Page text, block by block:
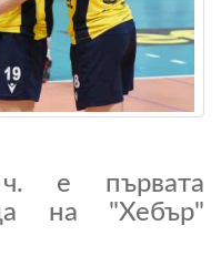
е първата
на "Хебър"